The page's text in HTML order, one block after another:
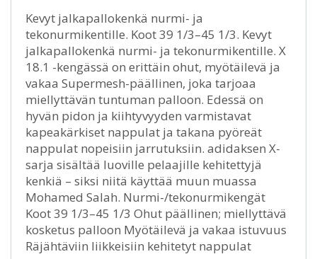
Kevyt jalkapallokenkä nurmi- ja
tekonurmikentille. Koot 39 1/3–45 1/3. Kevyt
jalkapallokenkä nurmi- ja tekonurmikentille. X
18.1 -kengässä on erittäin ohut, myötäilevä ja
vakaa Supermesh-päällinen, joka tarjoaa
miellyttävän tuntuman palloon. Edessä on
hyvän pidon ja kiihtyvyyden varmistavat
kapeakärkiset nappulat ja takana pyöreät
nappulat nopeisiin jarrutuksiin. adidaksen X-
sarja sisältää luoville pelaajille kehitettyjä
kenkiä – siksi niitä käyttää muun muassa
Mohamed Salah. Nurmi-/tekonurmikengät
Koot 39 1/3–45 1/3 Ohut päällinen; miellyttävä
kosketus palloon Myötäilevä ja vakaa istuvuus
Räjähtäviin liikkeisiin kehitetyt nappulat